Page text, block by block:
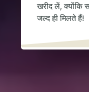
खरीद लें, क्योंकि
जल्द ही मिलते हैं!